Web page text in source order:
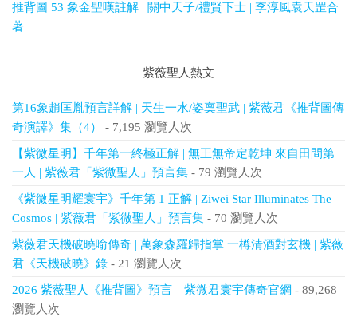
推背圖 53 象金聖嘆註解 | 關中天子/禮賢下士 | 李淳風袁天罡合
著
紫薇聖人熱文
第16象趙匡胤預言詳解 | 天生一水/姿稟聖武 | 紫薇君《推背圖傳
奇演譯》集（4）
- 7,195 瀏覽人次
【紫微星明】千年第一終極正解 | 無王無帝定乾坤 來自田間第
一人 | 紫薇君「紫微聖人」預言集 - 79 瀏覽人次
《紫微星明耀寰宇》千年第 1 正解 | Ziwei Star Illuminates The
Cosmos | 紫薇君「紫微聖人」預言集 - 70 瀏覽人次
紫薇君天機破曉喻傳奇 | 萬象森羅歸指掌 一樽清酒對玄機 | 紫薇
君《天機破曉》錄 - 21 瀏覽人次
2026 紫薇聖人《推背圖》預言｜紫微君寰宇傳奇官網 - 89,268
瀏覽人次